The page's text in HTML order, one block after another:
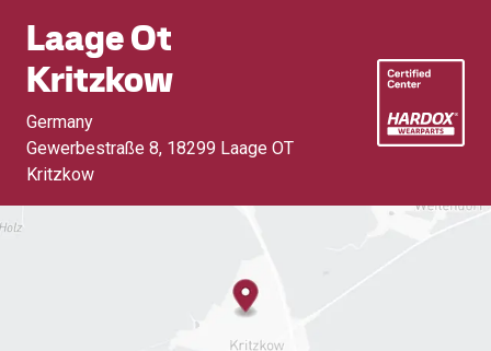
Laage Ot
Kritzkow
Germany
Gewerbestraße 8, 18299 Laage OT
Kritzkow